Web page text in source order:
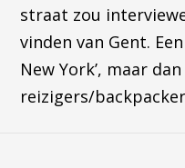
straat zou
vinden van Gent.
New York’, maar
reizigers/